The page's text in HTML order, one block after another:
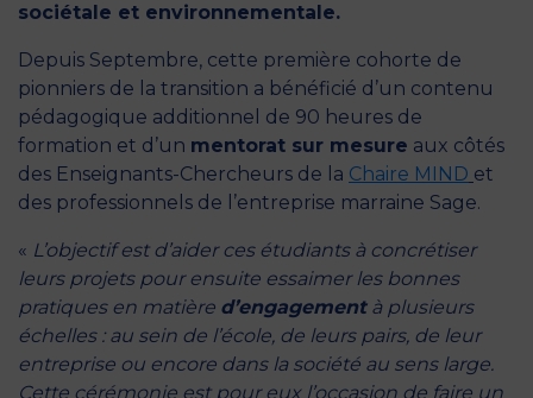
sociétale et environnementale.
Depuis Septembre, cette première cohorte de
pionniers de la transition a bénéficié d’un contenu
pédagogique additionnel de 90 heures de
formation et d’un mentorat sur mesure aux côtés
des Enseignants-Chercheurs de la Chaire MIND et
des professionnels de l’entreprise marraine Sage.
« L’objectif est d’aider ces étudiants à concrétiser
leurs projets pour ensuite essaimer les bonnes
pratiques en matière d’engagementà plusieurs
échelles : au sein de l’école, de leurs pairs, de leur
entreprise ou encore dans la société au sens large.
Cette cérémonie est pour eux l’occasion de faire un